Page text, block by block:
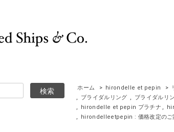
ホーム > hirondelle et pepin >
,
ブライダルリング , ブライダルリ
,
hirondelle et pepin プラチナ ,
,
hirondelleetpepin : 価格改定のご